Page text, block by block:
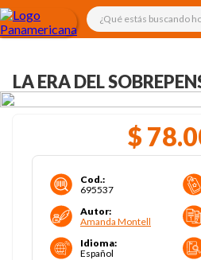
¿Qué estás buscando
LA ERA DEL
$ 78.
Cod.:
695537
Autor:
Amanda Montell
Idioma:
Español